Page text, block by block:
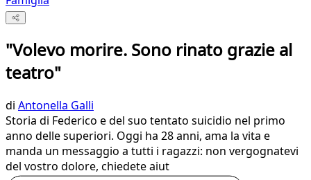
"Volevo morire. Sono rinato grazie al
teatro"
di Antonella Galli
Storia di Federico e del suo tentato suicidio nel primo
anno delle superiori. Oggi ha 28 anni, ama la vita e
manda un messaggio a tutti i ragazzi: non vergognatevi
del vostro dolore, chiedete aiut